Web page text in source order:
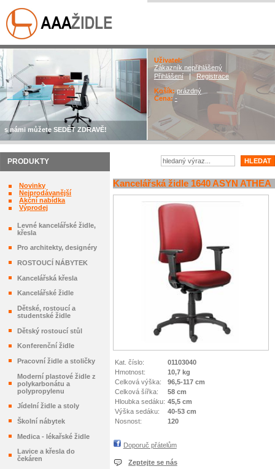
s námi můžete SEDĚT ZDRAVĚ!
Uživatel:
Zákazník nepřihlášený
Přihlášení| Registrace
Košík: prázdný
Cena: -
PRODUKTY
Novinky
Nejprodávanější
Akční nabídka
Výprodej
Levné kancelářské židle,
křesla
Pro architekty, designéry
ROSTOUCÍ NÁBYTEK
Kancelářská křesla
Kancelářské židle
Dětské, rostoucí a
studentské židle
Dětský rostoucí stůl
Konferenční židle
Pracovní židle a stoličky
Moderní plastové židle z
polykarbonátu a
polypropylenu
Jídelní židle a stoly
Školní nábytek
Medica - lékařské židle
Lavice a křesla do
čekáren
Kancelářská židle 1640 ASYN ATHEA
Kat. číslo:
01103040
Hmotnost:
10,7 kg
Celková výška:
96,5-117 cm
Celková šířka:
58 cm
Hloubka sedáku: 45,5 cm
Výška sedáku:
40-53 cm
Nosnost:
120
Doporuč přátelům
Zeptejte se nás